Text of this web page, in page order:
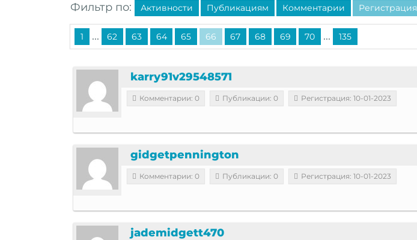
Фильтр по: Активности Публикациям Комментарии Регистрация
1 ... 62 63 64 65 66 67 68 69 70 ... 135
karry91v29548571
Комментарии: 0 Публикации: 0 Регистрация: 10-01-2023
gidgetpennington
Комментарии: 0 Публикации: 0 Регистрация: 10-01-2023
jademidgett470